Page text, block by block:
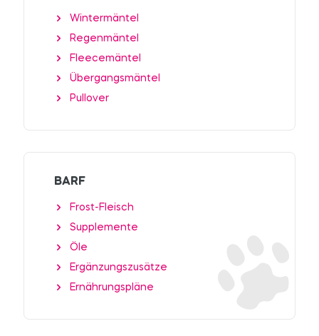
Wintermäntel
Regenmäntel
Fleecemäntel
Übergangsmäntel
Pullover
BARF
Frost-Fleisch
Supplemente
Öle
Ergänzungszusätze
Ernährungspläne